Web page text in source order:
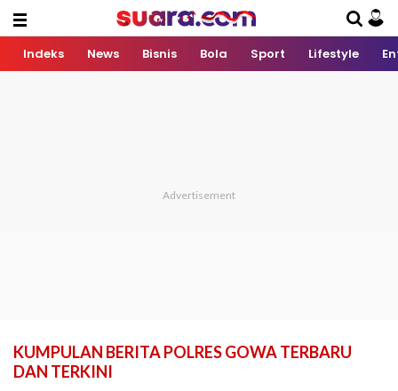
Indeks News Bisnis Bola Sport Lifestyle
KUMPULAN BERITA POLRES GOWA TERBARU
DAN TERKINI